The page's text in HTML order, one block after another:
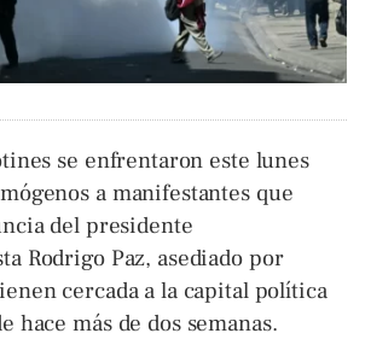
se enfrentaron este lunes
a manifestantes que
del presidente
Rodrigo Paz, asediado por
cercada a la capital política
hace más de dos semanas.